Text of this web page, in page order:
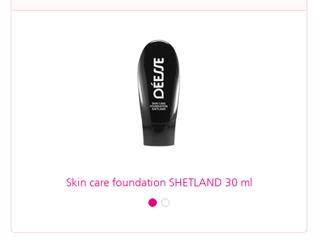
Skin care foundation SHETLAND 30 ml